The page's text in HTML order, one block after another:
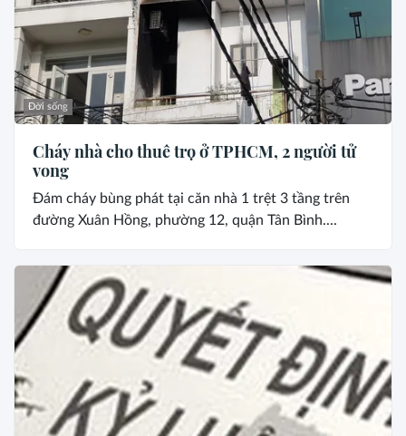
Đời sống
Cháy nhà cho thuê trọ ở TPHCM, 2 người tử
vong
Đám cháy bùng phát tại căn nhà 1 trệt 3 tầng trên
đường Xuân Hồng, phường 12, quận Tân Bình....